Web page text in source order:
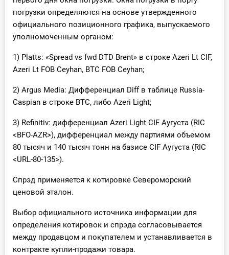
погрузки определяются на основе утвержденного
официального позиционного графика, выпускаемого
уполномоченным органом:
1) Platts: «Spread vs fwd DTD Brent» в строке Azeri Lt CIF,
Azeri Lt FOB Ceyhan, BTC FOB Ceyhan;
2) Argus Media: Дифференциал Diff в таблице Russia-
Caspian в строке BTC, либо Azeri Light;
3) Refinitiv: дифференциал Azeri Light CIF Аугуста (RIC
<BFO-AZR>), дифференциал между партиями объемом
80 тысяч и 140 тысяч тонн на базисе CIF Аугуста (RIC
<URL-80-135>).
Спрэд применяется к котировке Североморский
ценовой эталон.
Выбор официального источника информации для
определения котировок и спрэда согласовывается
между продавцом и покупателем и устанавливается в
контракте купли-продажи товара.